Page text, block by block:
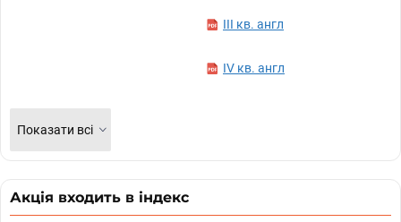
III кв. англ
IV кв. англ
Показати всі
Акція входить в індекс